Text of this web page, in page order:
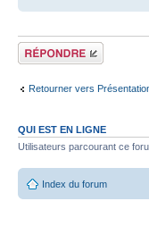
Répondre
Retourner vers
QUI EST EN LIGNE
Utilisateurs parcourant ce
Index du forum